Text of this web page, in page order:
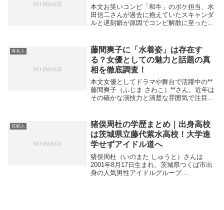
本文お笑いコンビ「和牛」のボケ担当、水
田信二さんが過去に抱えていたスキャンダ
ルと遅刻癖が原因でコンビ解散に至ったと
福される一方で、元恋人から暴行疑惑が週
刊誌にス...
有名人
藤間爽子に「水着姿」は存在す
る？女優としての魅力と話題の真
相を徹底調査！
本文女優としてドラマや舞台で活躍中の**
藤間爽子（ふじま さわこ）**さん。近年は
その確かな演技力と清楚な雰囲気で注目を
ワードが浮上しています。果たして藤間爽
子さん...
芸能人
猪俣周杜の学歴まとめ｜出身高校
は茨城県立藤代紫水高校！大学進
学せずアイドル道へ
猪俣周杜（いのまた しゅうと）さんは
2001年8月17日生まれ、茨城県つくば市出
身の人気男性アイドルグループ